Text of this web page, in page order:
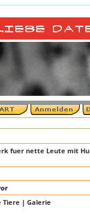
fuer nette Leute mit
Tiere | Galerie